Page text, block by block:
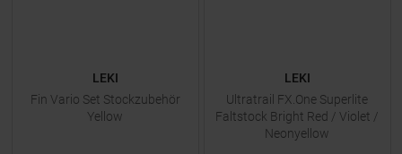
LEKI
Fin Vario Set Stockzubehör
Yellow
LEKI
Ultratrail FX.One Superlite
Faltstock Bright Red / Violet /
Neonyellow